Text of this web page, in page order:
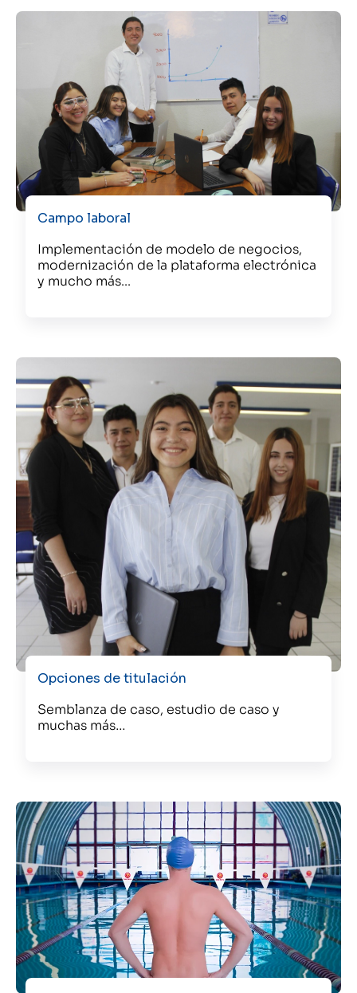
Campo laboral
Implementación de modelo de negocios,
modernización de la plataforma electrónica
y mucho más...
Opciones de titulación
Semblanza de caso, estudio de caso y
muchas más…